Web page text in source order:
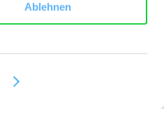
Ablehnen